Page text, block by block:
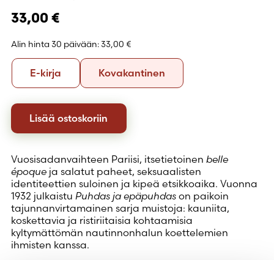
33,00 €
Alin hinta 30 päivään: 33,00 €
Formaatti
E-kirja
kirja
KovakantinenKovakantinen
Lisää ostoskoriin
Vuosisadanvaihteen Pariisi, itsetietoinen belle
époque ja salatut paheet, seksuaalisten
identiteettien suloinen ja kipeä etsikkoaika. Vuonna
1932 julkaistu Puhdas ja epäpuhdas on paikoin
tajunnanvirtamainen sarja muistoja: kauniita,
koskettavia ja ristiriitaisia kohtaamisia
kyltymättömän nautinnonhalun koettelemien
ihmisten kanssa.